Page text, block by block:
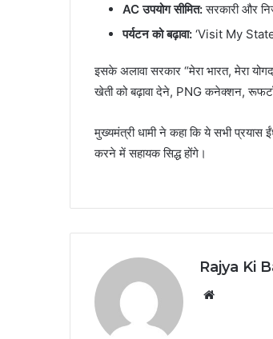
ACउपयोग सीमित:सरकारी और
पर्यटन को बढ़ावा: ‘Visit My
इसके अलावा सरकार “मेरा भारत, मेरा
खेती को बढ़ावा देने, PNG कनेक्शन,
मुख्यमंत्री धामी ने कहा कि ये सभी प्रयास
करने में सहायक सिद्ध होंगे।
Rajya Ki